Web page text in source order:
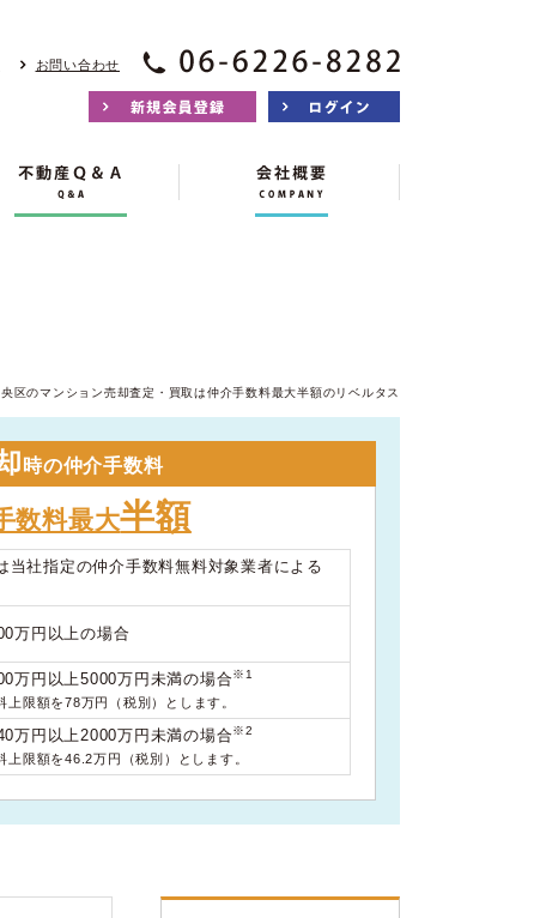
お問い合わせ
区のマンション売却査定・買取は仲介手数料最大半額のリベルタス
時の仲介手数料
数料最大半額
当社指定の仲介手数料無料対象業者による
万円以上の場合
万円以上5000万円未満の場合※1
限額を78万円（税別）とします。
万円以上2000万円未満の場合※2
限額を46.2万円（税別）とします。